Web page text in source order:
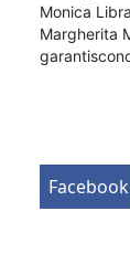
Monica
Margherita
Facebook